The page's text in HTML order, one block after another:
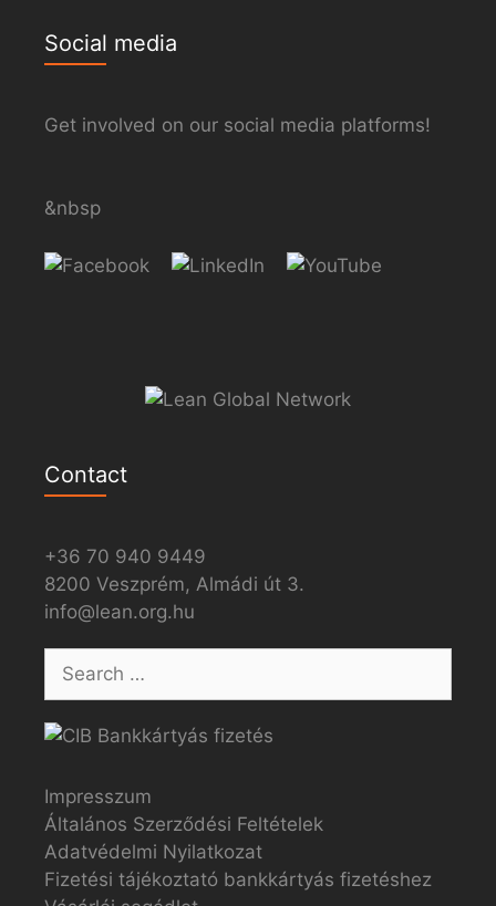
Social media
Get involved on our social media platforms!
&nbsp
Contact
+36 70 940 9449
8200 Veszprém, Almádi út 3.
info@lean.org.hu
Impresszum
Általános Szerződési Feltételek
Adatvédelmi Nyilatkozat
Fizetési tájékoztató bankkártyás fizetéshez